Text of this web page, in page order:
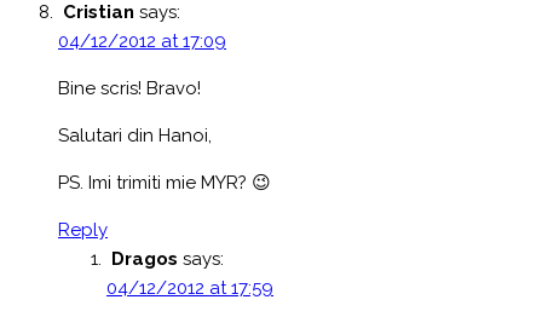
Cristian says:
04/12/2012 at 17:09
Bine scris! Bravo!
Salutari din Hanoi,
PS. Imi trimiti mie MYR? 😉
Reply
Dragos says:
04/12/2012 at 17:59